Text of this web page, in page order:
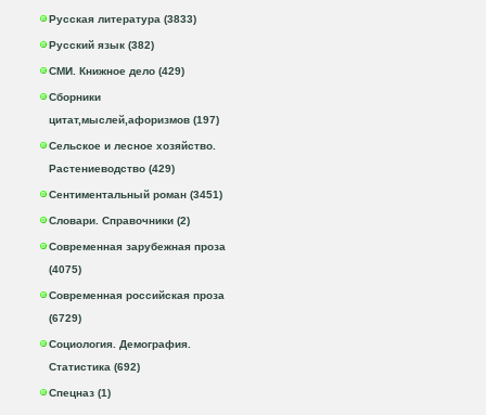
Русская литература (3833)
Русский язык (382)
СМИ. Книжное дело (429)
Сборники
цитат,мыслей,афоризмов (197)
Сельское и лесное хозяйство.
Растениеводство (429)
Сентиментальный роман (3451)
Словари. Справочники (2)
Современная зарубежная проза
(4075)
Современная российская проза
(6729)
Социология. Демография.
Статистика (692)
Спецназ (1)